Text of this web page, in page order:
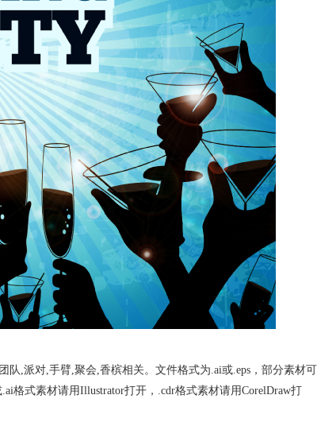
,派对,手臂,聚会,香槟相关。文件格式为.ai或.eps，部分素材可
格式素材请用Illustrator打开，.cdr格式素材请用CorelDraw打